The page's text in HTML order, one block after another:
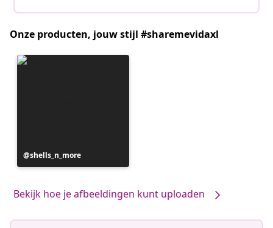
Onze producten, jouw stijl #sharemevidaxl
Bericht
gepubliceerd
shells_n_more
Bekijk hoe je afbeeldingen kunt uploaden